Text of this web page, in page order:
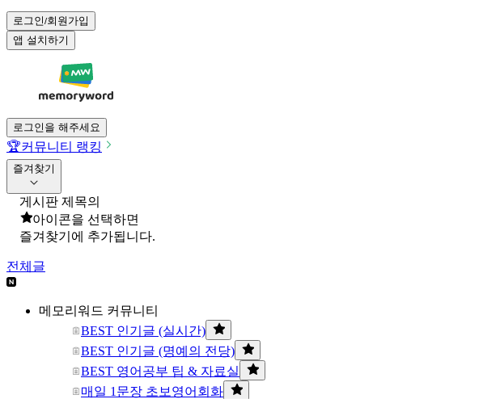
로그인/회원가입
앱 설치하기
로그인을 해주세요
🏆커뮤니티 랭킹
즐겨찾기
게시판 제목의
아이콘을 선택하면
즐겨찾기에 추가됩니다.
전체글
메모리워드 커뮤니티
BEST 인기글 (실시간)
BEST 인기글 (명예의 전당)
BEST 영어공부 팁 & 자료실
매일 1문장 초보영어회화